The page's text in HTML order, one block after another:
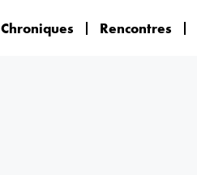
Chroniques Rencontres